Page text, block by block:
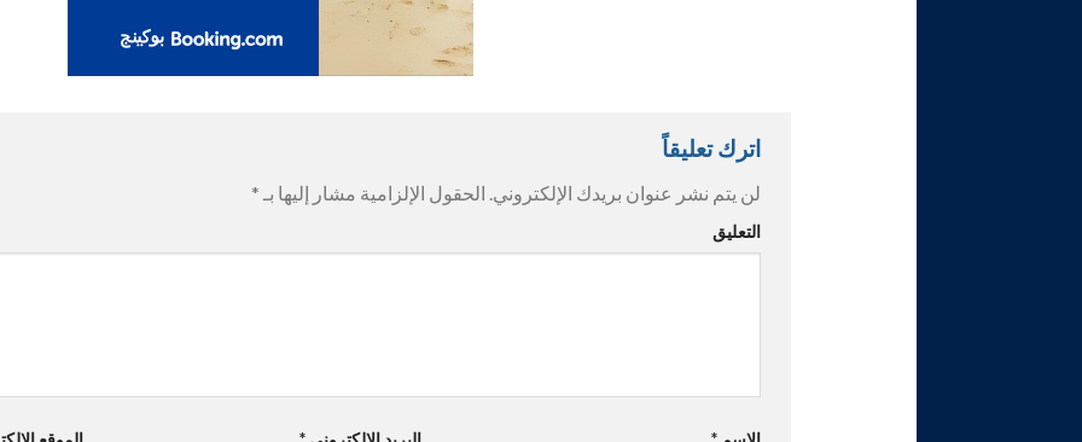
اترك تعليقاً
لن يتم نشر عنوان بريدك الإلكتروني. الحقول الإلزامية مشار إليها بـ *
التعليق